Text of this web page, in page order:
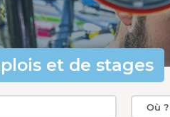
Espace Presse
OpenWeeks
et de stages